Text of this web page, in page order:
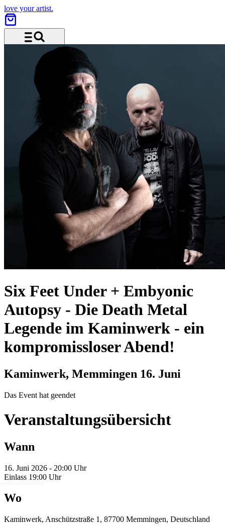
love your artist.
Menü und Suche
Six Feet Under + Embyonic
Autopsy - Die Death Metal
Legende im Kaminwerk - ein
kompromissloser Abend!
Kaminwerk, Memmingen 16. Juni
Das Event hat geendet
Veranstaltungsübersicht
Wann
16. Juni 2026 - 20:00 Uhr
Einlass 19:00 Uhr
Wo
Kaminwerk, Anschützstraße 1, 87700 Memmingen, Deutschland